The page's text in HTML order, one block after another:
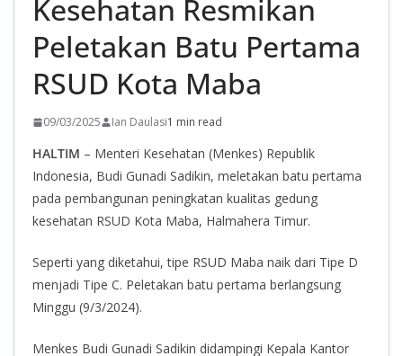
Kesehatan Resmikan
Peletakan Batu Pertama
RSUD Kota Maba
09/03/2025 Ian Daulasi1 min read
HALTIM – Menteri Kesehatan (Menkes) Republik
Indonesia, Budi Gunadi Sadikin, meletakan batu pertama
pada pembangunan peningkatan kualitas gedung
kesehatan RSUD Kota Maba, Halmahera Timur.
Seperti yang diketahui, tipe RSUD Maba naik dari Tipe D
menjadi Tipe C. Peletakan batu pertama berlangsung
Minggu (9/3/2024).
Menkes Budi Gunadi Sadikin didampingi Kepala Kantor